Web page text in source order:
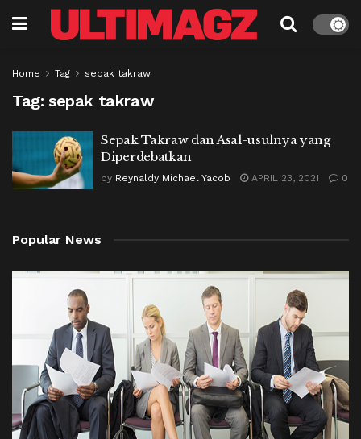
Home Tag sepak takraw
Tag: sepak takraw
Sepak Takraw dan Asal-usulnya yang
Diperdebatkan
by Reynaldy Michael Yacob APRIL 23, 2021 0
Popular News